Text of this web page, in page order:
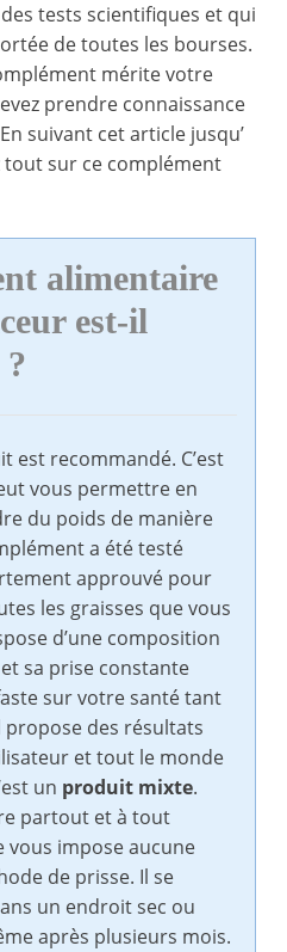
tests scientifiques et qui
de toutes les bourses.
mérite votre
prendre connaissance
suivant cet article jusqu’
sur ce complément
alimentaire
est-il
est recommandé. C’est
vous permettre en
du poids de manière
a été testé
approuvé pour
les graisses que vous
d’une composition
sa prise constante
sur votre santé tant
propose des résultats
et tout le monde
un produit mixte.
partout et à tout
vous impose aucune
de prisse. Il se
un endroit sec ou
après plusieurs mois.